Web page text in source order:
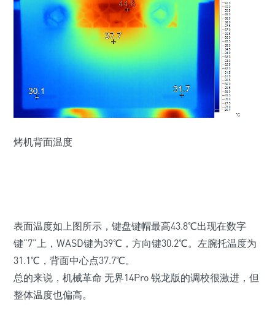
烤机背面温度
表面温度如上图所示，键盘键帽最高43.8℃出现在数字
键“7”上，WASD键为39℃，方向键30.2℃。左腕托温度为
31.1℃，背面中心点37.7℃。
总的来说，机械革命 无界14Pro 锐龙版的调校很激进，但
整体温度也偏高。